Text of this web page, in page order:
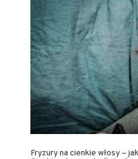
Fryzury na cienkie włosy –